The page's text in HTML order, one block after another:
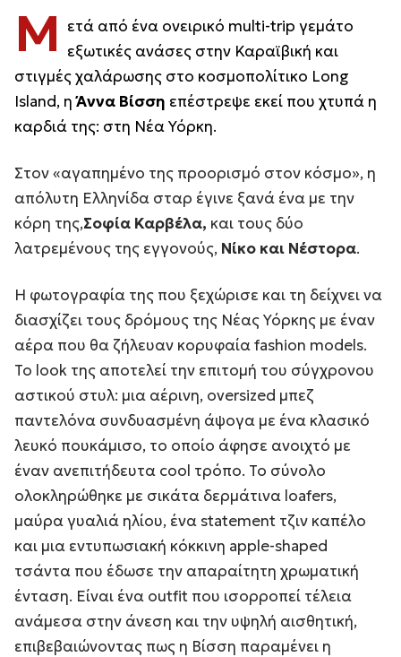
Μ ετά από ένα ονειρικό multi-trip γεμάτο
εξωτικές ανάσες στην Καραϊβική και
στιγμές χαλάρωσης στο κοσμοπολίτικο Long
Island, ηΆννα Βίσση επέστρεψε εκεί που χτυπά η
καρδιά της: στη Νέα Υόρκη.
Στον «αγαπημένο της προορισμό στον κόσμο», η
απόλυτη Ελληνίδα σταρ έγινε ξανά ένα με την
κόρη της,Σοφία Καρβέλα, και τους δύο
λατρεμένους της εγγονούς, Νίκο και Νέστορα.
Η φωτογραφία της που ξεχώρισε και τη δείχνει να
διασχίζει τους δρόμους της Νέας Υόρκης με έναν
αέρα που θα ζήλευαν κορυφαία fashion models.
Το look της αποτελεί την επιτομή του σύγχρονου
αστικού στυλ: μια αέρινη, oversized μπεζ
παντελόνα συνδυασμένη άψογα με ένα κλασικό
λευκό πουκάμισο, το οποίο άφησε ανοιχτό με
έναν ανεπιτήδευτα cool τρόπο. Το σύνολο
ολοκληρώθηκε με σικάτα δερμάτινα loafers,
μαύρα γυαλιά ηλίου, ένα statement τζιν καπέλο
και μια εντυπωσιακή κόκκινη apple-shaped
τσάντα που έδωσε την απαραίτητη χρωματική
ένταση. Είναι ένα outfit που ισορροπεί τέλεια
ανάμεσα στην άνεση και την υψηλή αισθητική,
επιβεβαιώνοντας πως η Βίσση παραμένει η